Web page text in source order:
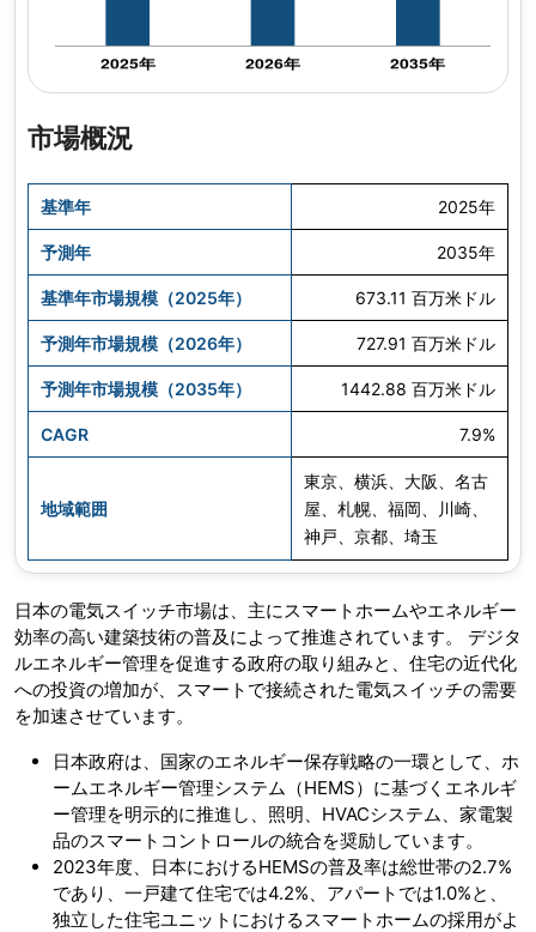
市場概況
基準年 2025年
予測年 2035年
基準年市場規模（2025年） 673.11 百万米ドル
予測年市場規模（2026年） 727.91 百万米ドル
予測年市場規模（2035年） 1442.88 百万米ドル
CAGR 7.9%
地域範囲
東京、横浜、大阪、名古
屋、札幌、福岡、川崎、
神戸、京都、埼玉
日本の電気スイッチ市場は、主にスマートホームやエネルギー
効率の高い建築技術の普及によって推進されています。 デジタ
ルエネルギー管理を促進する政府の取り組みと、住宅の近代化
への投資の増加が、スマートで接続された電気スイッチの需要
を加速させています。
日本政府は、国家のエネルギー保存戦略の一環として、ホ
ームエネルギー管理システム（HEMS）に基づくエネルギ
ー管理を明示的に推進し、照明、HVACシステム、家電製
品のスマートコントロールの統合を奨励しています。
2023年度、日本におけるHEMSの普及率は総世帯の2.7%
であり、一戸建て住宅では4.2%、アパートでは1.0%と、
独立した住宅ユニットにおけるスマートホームの採用がよ